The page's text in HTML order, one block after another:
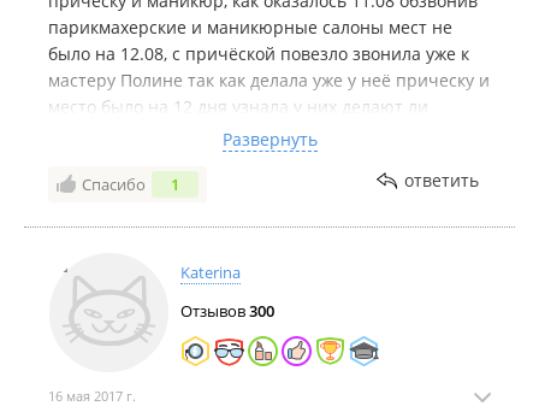
парикмахерские и маникюрные салоны мест не
было на 12.08, с причёской повезло звонила уже к
мастеру Полине так как делала уже у неё прическу и
место было на 12 дня узнала у них делают ли
маникюр и мне повезло на 12 отказалась девочка и
я на Ее место записалась мне одновременно делали
и прическу и маникюр с покрытием гель-лак.
Развернуть
Спасибо 1 ответить
Katerina
Отзывов300
16 мая 2017 г.